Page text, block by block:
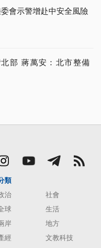
會示警增赴中安全風險
部 蔣萬安：北市整備
類
治
社會
球
生活
岸
地方
經
文教科技